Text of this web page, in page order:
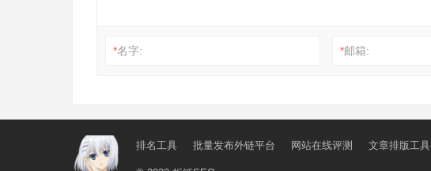
*名字: *邮箱:
排名工具 批量发布外链平台 网站在线评测 文章排版工具